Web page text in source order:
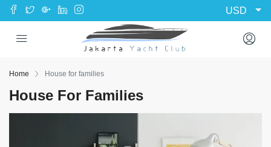
USD
Home House for families
House For Families